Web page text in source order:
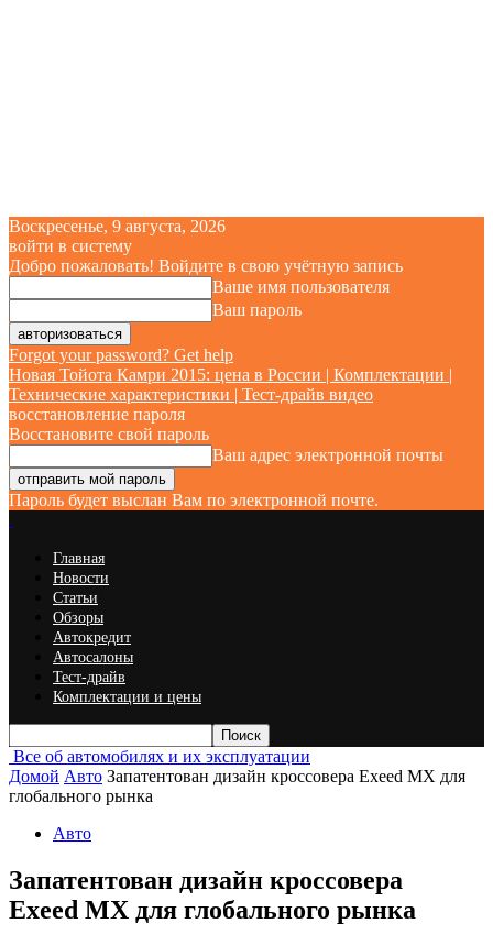
Воскресенье, 9 августа, 2026
войти в систему
Добро пожаловать! Войдите в свою учётную запись
Ваше имя пользователя
Ваш пароль
Forgot your password? Get help
Новая Тойота Камри 2015: цена в России | Комплектации |
Технические характеристики | Тест-драйв видео
восстановление пароля
Восстановите свой пароль
Ваш адрес электронной почты
Пароль будет выслан Вам по электронной почте.
Главная
Новости
Статьи
Обзоры
Автокредит
Автосалоны
Тест-драйв
Комплектации и цены
Все об автомобилях и их эксплуатации
Домой Авто Запатентован дизайн кроссовера Exeed MX для
глобального рынка
Авто
Запатентован дизайн кроссовера
Exeed MX для глобального рынка